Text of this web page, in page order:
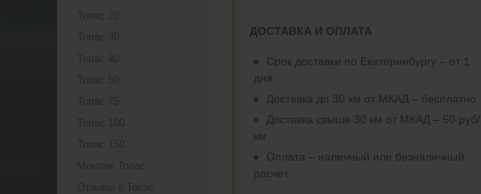
Топас 20
Топас 30
Топас 40
Топас 50
Топас 75
Топас 100
Топас 150
Монтаж Топас
Отзывы о Топас
ДОСТАВКА И ОПЛАТА
Срок доставки по Екатеринбургу – от 1
дня
Доставка до 30 км от МКАД – бесплатно
Доставка свыше 30 км от МКАД – 50 руб/
км
Оплата – наличный или безналичный
расчет